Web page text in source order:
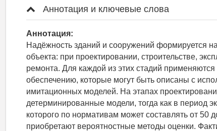
Аннотация и ключевые слова
Аннотация:
Надёжность зданий и сооружений формируется
объекта: при проектировании, строительстве,
ремонта. Для каждой из этих стадий
обеспечению, которые могут быть описаны с
имитационных моделей. На этапах
детерминированные модели, тогда как в период
которого по нормативам может составлять от 50
приобретают вероятностные методы оценки.